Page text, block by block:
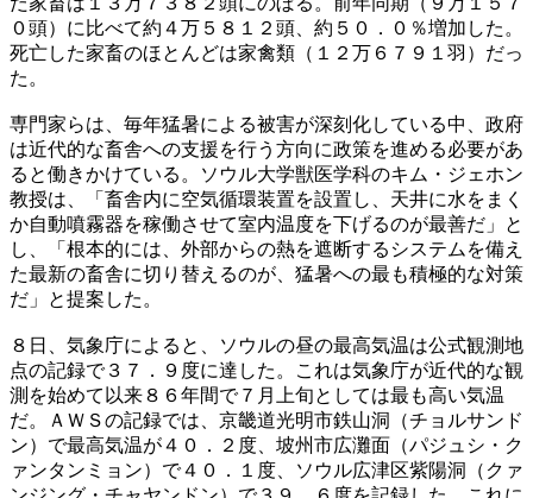
０頭）に比べて約４万５８１２頭、約５０．０％増加した。
死亡した家畜のほとんどは家禽類（１２万６７９１羽）だっ
た。
専門家らは、毎年猛暑による被害が深刻化している中、政府
は近代的な畜舎への支援を行う方向に政策を進める必要があ
ると働きかけている。ソウル大学獣医学科のキム・ジェホン
教授は、「畜舎内に空気循環装置を設置し、天井に水をまく
か自動噴霧器を稼働させて室内温度を下げるのが最善だ」と
し、「根本的には、外部からの熱を遮断するシステムを備え
た最新の畜舎に切り替えるのが、猛暑への最も積極的な対策
だ」と提案した。
８日、気象庁によると、ソウルの昼の最高気温は公式観測地
点の記録で３７．９度に達した。これは気象庁が近代的な観
測を始めて以来８６年間で７月上旬としては最も高い気温
だ。ＡＷＳの記録では、京畿道光明市鉄山洞（チョルサンド
ン）で最高気温が４０．２度、坡州市広灘面（パジュシ・ク
ァンタンミョン）で４０．１度、ソウル広津区紫陽洞（クァ